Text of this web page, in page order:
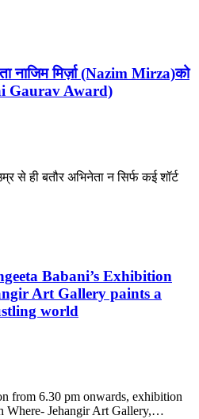
नाजिम मिर्ज़ा (Nazim Mirza)को
Gaurav Award)
से ही बतौर अभिनेता न सिर्फ कई शॉर्ट
Babani’s Exhibition
Art Gallery paints a
world
from 6.30 pm onwards, exhibition
Where- Jehangir Art Gallery,…